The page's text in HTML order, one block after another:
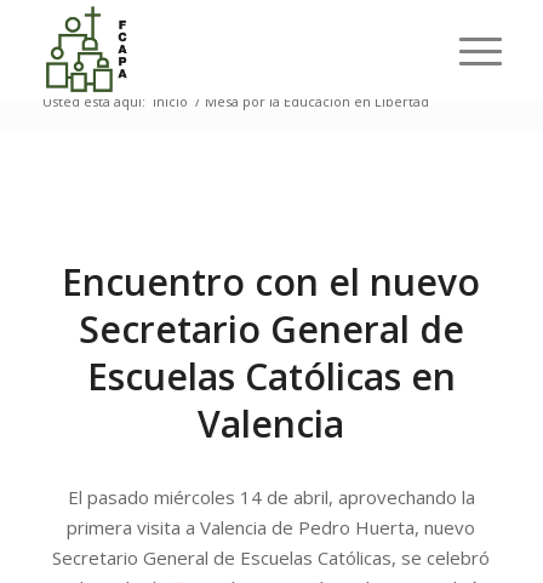
Listado de la categoría: Mesa por la Educación en
Libertad
Usted está aquí: Inicio / Mesa por la Educación en Libertad
Encuentro con el nuevo
Secretario General de
Escuelas Católicas en
Valencia
El pasado miércoles 14 de abril, aprovechando la
primera visita a Valencia de Pedro Huerta, nuevo
Secretario General de Escuelas Católicas, se celebró